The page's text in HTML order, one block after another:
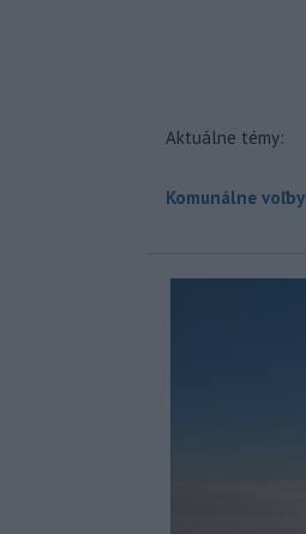
Aktuálne témy:
Komunálne voľby